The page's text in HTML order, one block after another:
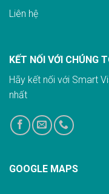
Liên hệ
KẾT NỐI VỚI CHÚNG
Hãy kết nối với Smart
nhất
GOOGLE MAPS